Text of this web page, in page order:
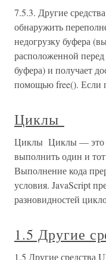
7.5.3. Другие
обнаружить
недогрузку буфера
расположенной
буфера) и получает
помощью free(). Если
Циклы
Циклы Циклы — это
выполнить один и тот
Выполнение кода
условия. JavaScript
разновидностей
1.5 Другие
1.5 Другие средства